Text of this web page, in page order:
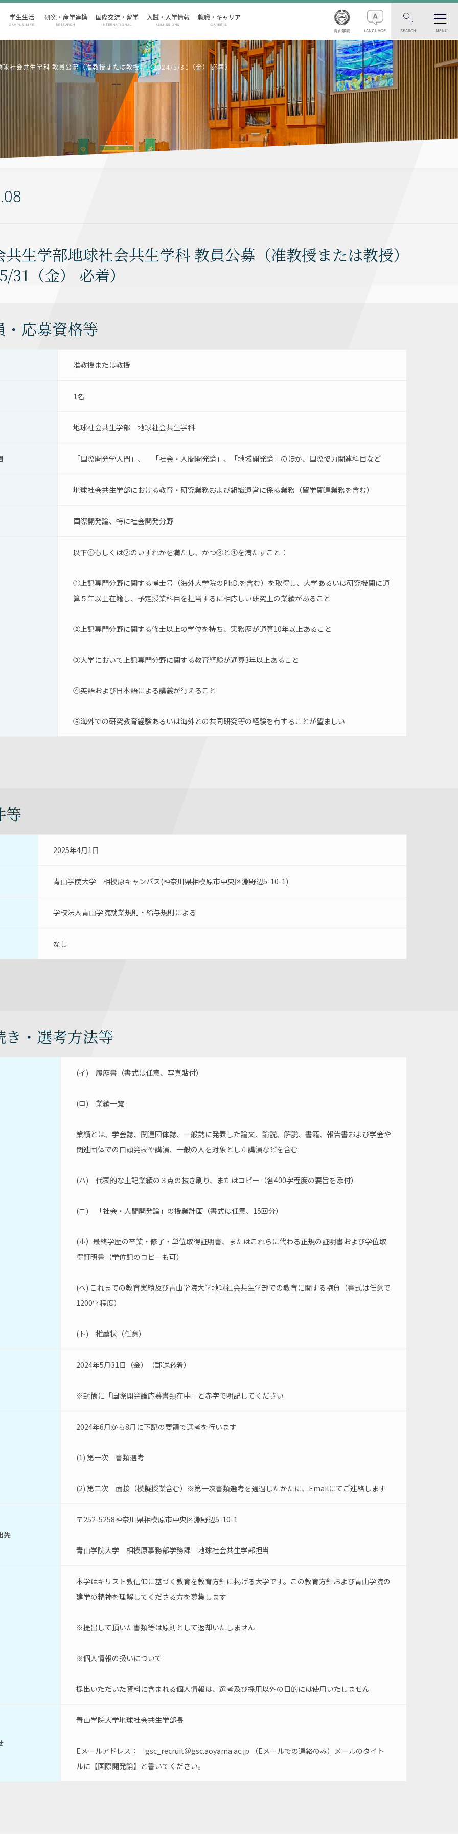
学生生活
CAMPUS LIFE
研究・産学連携
RESEARCH
国際交流・留学
INTERNATIONAL
入試・入学情報
ADMISSIONS
就職・キャリア
CAREERS
青山学院 LANGUAGE SEARCH MENU
球社会共生学科 教員公募（准教授または教授）（2024/5/31（金） 必着）
生学部地球社会共生学科 教員公募（准教授または教授）
31（金） 必着）
・応募資格等
准教授または教授
1名
地球社会共生学部　地球社会共生学科
「国際開発学入門」、　「社会・人間開発論」、「地域開発論」のほか、国際協力関連科目など
地球社会共生学部における教育・研究業務および組織運営に係る業務（留学関連業務を含む）
国際開発論、特に社会開発分野
以下①もしくは②のいずれかを満たし、かつ③と④を満たすこと：
①上記専門分野に関する博士号（海外大学院のPhD.を含む）を取得し、大学あるいは研究機関に通
算５年以上在籍し、予定授業科目を担当するに相応しい研究上の業績があること
②上記専門分野に関する修士以上の学位を持ち、実務歴が通算10年以上あること
③大学において上記専門分野に関する教育経験が通算3年以上あること
④英語および日本語による講義が行えること
⑤海外での研究教育経験あるいは海外との共同研究等の経験を有することが望ましい
等
2025年4月1日
青山学院大学　相模原キャンパス(神奈川県相模原市中央区淵野辺5-10-1)
学校法人青山学院就業規則・給与規則による
なし
き・選考方法等
(イ)　履歴書（書式は任意、写真貼付）
(ロ)　業績一覧
業績とは、学会誌、関連団体誌、一般誌に発表した論文、論説、解説、書籍、報告書および学会や
関連団体での口頭発表や講演、一般の人を対象とした講演などを含む
(ハ)　代表的な上記業績の３点の抜き刷り、またはコピー（各400字程度の要旨を添付）
(ニ)　「社会・人間開発論」の授業計画（書式は任意、15回分）
(ホ）最終学歴の卒業・修了・単位取得証明書、またはこれらに代わる正規の証明書および学位取
得証明書（学位記のコピーも可）
(へ) これまでの教育実績及び青山学院大学地球社会共生学部での教育に関する抱負（書式は任意で
1200字程度）
(ト)　推薦状（任意）
2024年5月31日（金）（郵送必着）
※封筒に「国際開発論応募書類在中」と赤字で明記してください
2024年6月から8月に下記の要領で選考を行います
(1) 第一次　書類選考
(2) 第二次　面接（模擬授業含む）※第一次書類選考を通過したかたに、Emailにてご連絡します
先
〒252-5258神奈川県相模原市中央区淵野辺5-10-1
青山学院大学　相模原事務部学務課　地球社会共生学部担当
本学はキリスト教信仰に基づく教育を教育方針に掲げる大学です。この教育方針および青山学院の
建学の精神を理解してくださる方を募集します
※提出して頂いた書類等は原則として返却いたしません
※個人情報の扱いについて
提出いただいた資料に含まれる個人情報は、選考及び採用以外の目的には使用いたしません
青山学院大学地球社会共生学部長
Eメールアドレス：　gsc_recruit＠gsc.aoyama.ac.jp （Eメールでの連絡のみ）メールのタイト
ルに【国際開発論】と書いてください。